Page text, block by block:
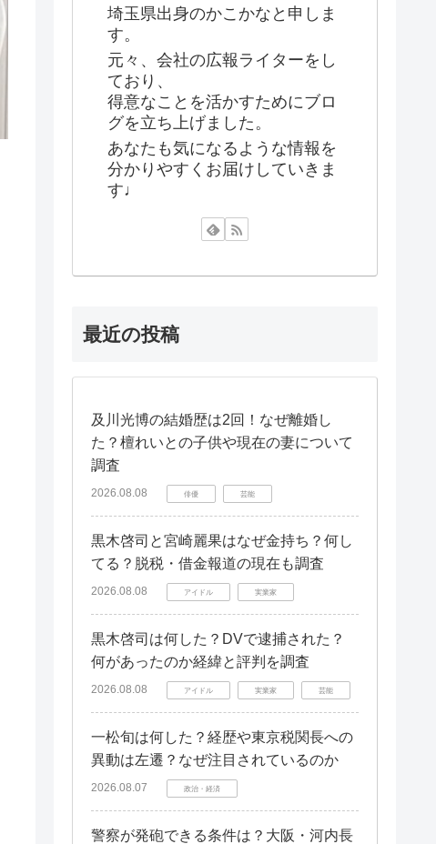
埼玉県出身のかこかなと申しま
す。
元々、会社の広報ライターをし
ており、
得意なことを活かすためにブロ
グを立ち上げました。
あなたも気になるような情報を
分かりやすくお届けしていきま
す♩
最近の投稿
及川光博の結婚歴は2回！なぜ離婚し
た？檀れいとの子供や現在の妻について
調査
2026.08.08 俳優 芸能
黒木啓司と宮崎麗果はなぜ金持ち？何し
てる？脱税・借金報道の現在も調査
2026.08.08 アイドル 実業家
黒木啓司は何した？DVで逮捕された？
何があったのか経緯と評判を調査
2026.08.08 アイドル 実業家 芸能
一松旬は何した？経歴や東京税関長への
異動は左遷？なぜ注目されているのか
2026.08.07 政治・経済
警察が発砲できる条件は？大阪・河内長